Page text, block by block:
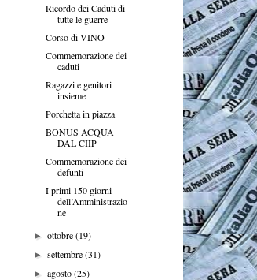
Ricordo dei Caduti di
tutte le guerre
Corso di VINO
Commemorazione dei
caduti
Ragazzi e genitori
insieme
Porchetta in piazza
BONUS ACQUA
DAL CIIP
Commemorazione dei
defunti
I primi 150 giorni
dell’Amministrazio
ne
►ottobre(19)
►settembre(31)
►agosto(25)